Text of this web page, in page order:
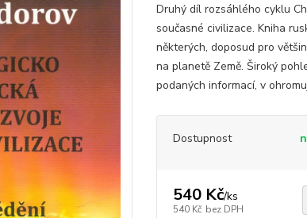
Druhý díl rozsáhlého cyklu
současné civilizace. Kniha
některých, doposud pro
na planetě Země. Široký
podaných informací, v
Dostupnost
540 Kč/ks
540 Kč bez DPH